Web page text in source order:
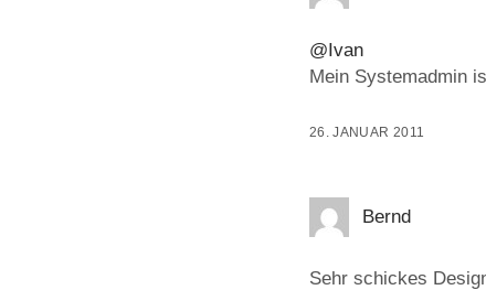
@Ivan
Mein Systemadmin
26. JANUAR 2011
Bernd
Sehr schickes